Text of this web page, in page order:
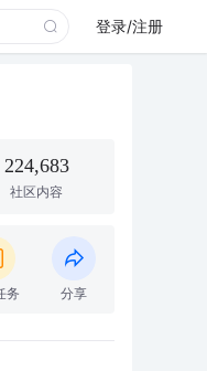
登录/注册
224,683
社区内容
务 分享